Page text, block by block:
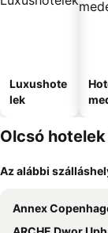
Luxushote
lek
Olcsó
Az alábbi
Annex